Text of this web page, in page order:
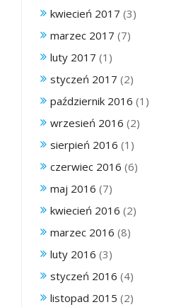
kwiecień 2017 (3)
marzec 2017 (7)
luty 2017 (1)
styczeń 2017 (2)
październik 2016 (1)
wrzesień 2016 (2)
sierpień 2016 (1)
czerwiec 2016 (6)
maj 2016 (7)
kwiecień 2016 (2)
marzec 2016 (8)
luty 2016 (3)
styczeń 2016 (4)
listopad 2015 (2)